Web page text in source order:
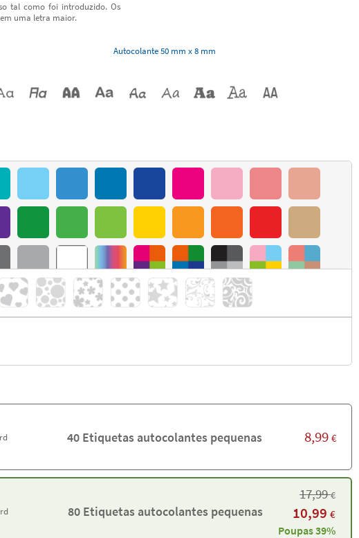
tal como foi introduzido. Os
uma letra maior.
Autocolante 50 mm x 8 mm
40 Etiquetas autocolantes pequenas 8,99 €
80 Etiquetas autocolantes pequenas
17,99€
10,99 €
Poupas 39%